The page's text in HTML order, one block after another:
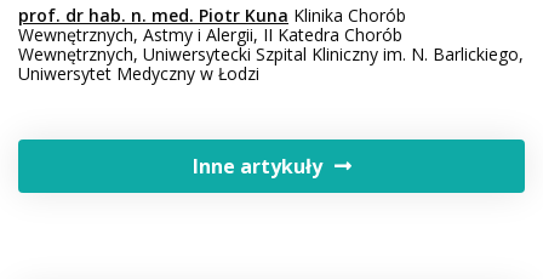
prof. dr hab. n. med. Piotr Kuna Klinika Chorób
Wewnętrznych, Astmy i Alergii, II Katedra Chorób
Wewnętrznych, Uniwersytecki Szpital Kliniczny im. N. Barlickiego,
Uniwersytet Medyczny w Łodzi
Inne artykuły